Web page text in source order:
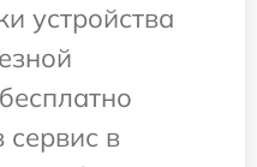
устройства
сервис в